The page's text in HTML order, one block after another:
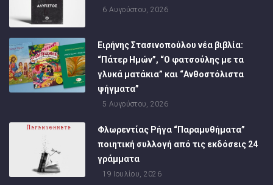
6 Αυγούστου, 2026
Ειρήνης Στασινοπούλου νέα βιβλία:
“Πάτερ Ημών”, “Ο φατσούλης με τα
γλυκά ματάκια” και “Ανθοστόλιστα
ψήγματα”
5 Αυγούστου, 2026
Φλωρεντίας Ρήγα “Παραμυθήματα”
ποιητική συλλογή από τις εκδόσεις 24
γράμματα
19 Ιουλίου, 2026